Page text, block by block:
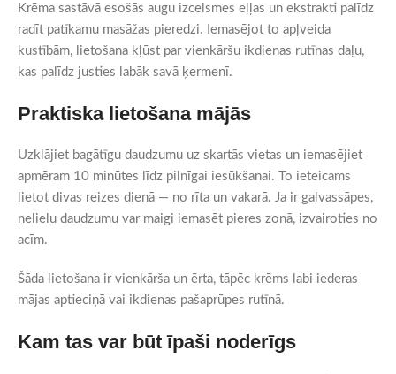
Krēma sastāvā esošās augu izcelsmes eļļas un ekstrakti palīdz
radīt patīkamu masāžas pieredzi. Iemasējot to apļveida
kustībām, lietošana kļūst par vienkāršu ikdienas rutīnas daļu,
kas palīdz justies labāk savā ķermenī.
Praktiska lietošana mājās
Uzklājiet bagātīgu daudzumu uz skartās vietas un iemasējiet
apmēram 10 minūtes līdz pilnīgai iesūkšanai. To ieteicams
lietot divas reizes dienā — no rīta un vakarā. Ja ir galvassāpes,
nelielu daudzumu var maigi iemasēt pieres zonā, izvairoties no
acīm.
Šāda lietošana ir vienkārša un ērta, tāpēc krēms labi iederas
mājas aptieciņā vai ikdienas pašaprūpes rutīnā.
Kam tas var būt īpaši noderīgs